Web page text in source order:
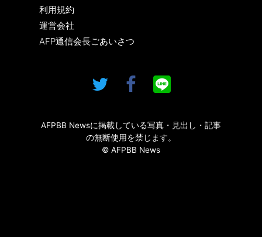
利用規約
運営会社
AFP通信会長ごあいさつ
AFPBB Newsに掲載している写真・見出し・記事
の無断使用を禁じます。
© AFPBB News